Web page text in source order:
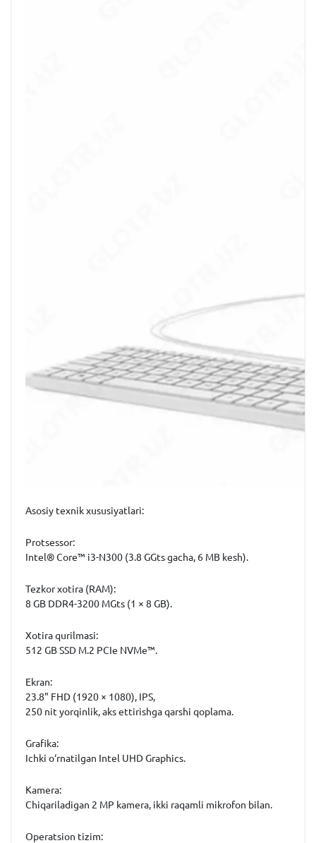
Asosiy texnik xususiyatlari:
Protsessor:
Intel® Core™ i3-N300 (3.8 GGts gacha, 6 MB kesh).
Tezkor xotira (RAM):
8 GB DDR4-3200 MGts (1 × 8 GB).
Xotira qurilmasi:
512 GB SSD M.2 PCIe NVMe™.
Ekran:
23.8" FHD (1920 × 1080), IPS,
250 nit yorqinlik, aks ettirishga qarshi qoplama.
Grafika:
Ichki o‘rnatilgan Intel UHD Graphics.
Kamera:
Chiqariladigan 2 MP kamera, ikki raqamli mikrofon bilan.
Operatsion tizim: